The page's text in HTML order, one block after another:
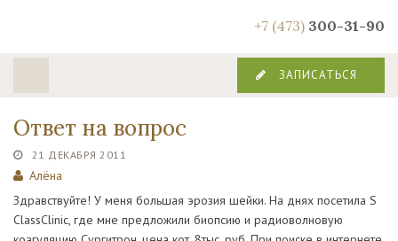
+7 (473) 300-31-90
ЗАПИСАТЬСЯ
Ответ на вопрос
21 ДЕКАБРЯ 2011
Алёна
Здравствуйте! У меня большая эрозия шейки. На днях посетила S
ClassClinic, где мне предложили биопсию и радиоволновую